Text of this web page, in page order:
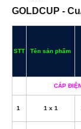
GOLDCUP -
STT Tên sản phẩm
CÁP
1 1 x 1